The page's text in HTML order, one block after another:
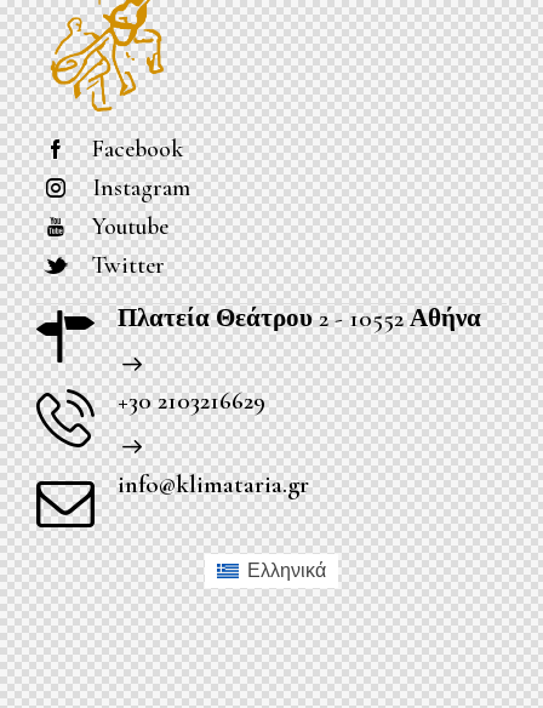
Facebook
Instagram
Youtube
Twitter
Πλατεία Θεάτρου 2 - 10552 Αθήνα
+30 2103216629
info@klimataria.gr
Ελληνικά